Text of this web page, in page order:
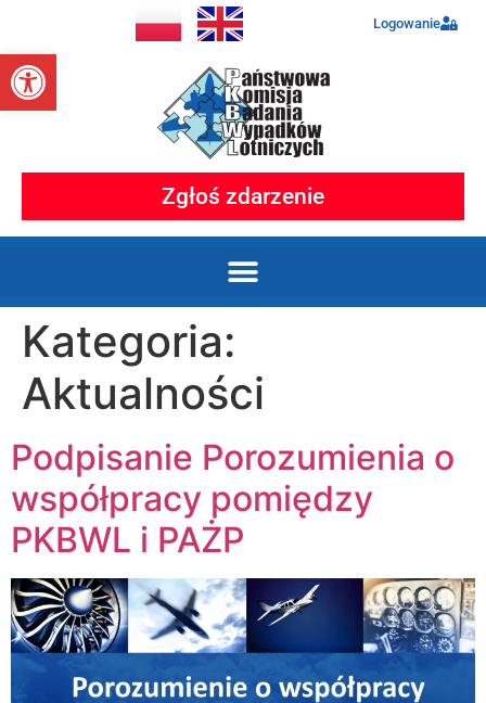
Otwórz pasek narzędzi
Logowanie
Zgłoś zdarzenie
Kategoria:
Aktualności
Podpisanie Porozumienia o
współpracy pomiędzy
PKBWL i PAŻP